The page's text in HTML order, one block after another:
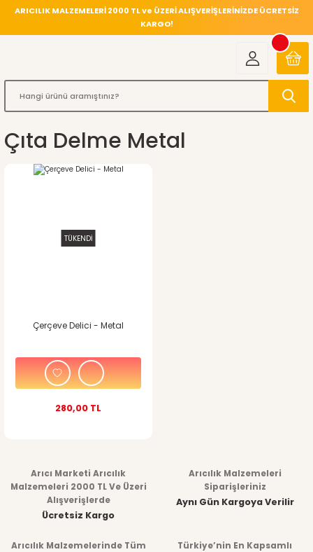
ARICILIK MALZEMELERİ 2000 TL ve ÜZERİ ALIŞVERİŞLERİNİZDE ÜCRETSİZ
KARGO!
Çıta Delme Metal
TÜKENDİ
Çerçeve Delici - Metal
280,00 TL
Arıcı Marketi Arıcılık
Malzemeleri 2000 TL Ve Üzeri
Alışverişlerde
Ücretsiz Kargo
Arıcılık Malzemeleri
Siparişleriniz
Aynı Gün Kargoya Verilir
Arıcılık Malzemelerinde Tüm
Türkiye’nin En Kapsamlı